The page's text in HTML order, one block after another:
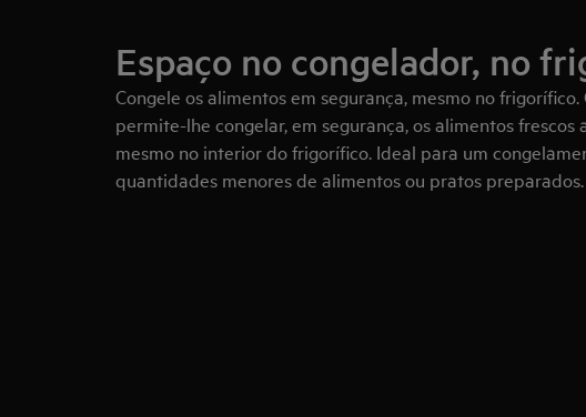
Espaço no congelador, no
Congele os alimentos em segurança, mesmo no
permite-lhe congelar, em segurança, os alimentos frescos
mesmo no interior do frigorífico. Ideal para um
quantidades menores de alimentos ou pratos preparados.